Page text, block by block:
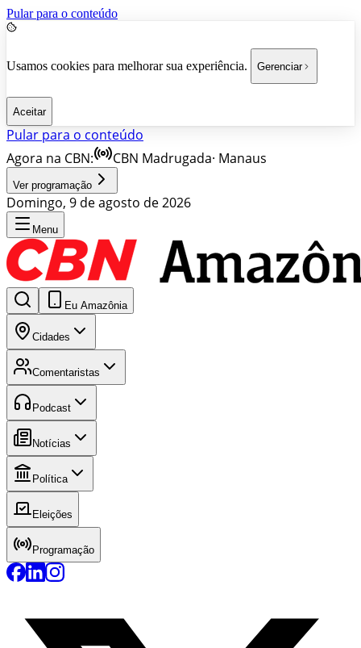
Pular para o conteúdo
Usamos cookies para melhorar sua experiência. Gerenciar
Aceitar
Pular para o conteúdo
Agora na CBN:
CBN Madrugada· Manaus
Ver programação
Domingo, 9 de agosto de 2026
Menu
Eu Amazônia
Cidades
Comentaristas
Podcast
Notícias
Política
Eleições
Programação